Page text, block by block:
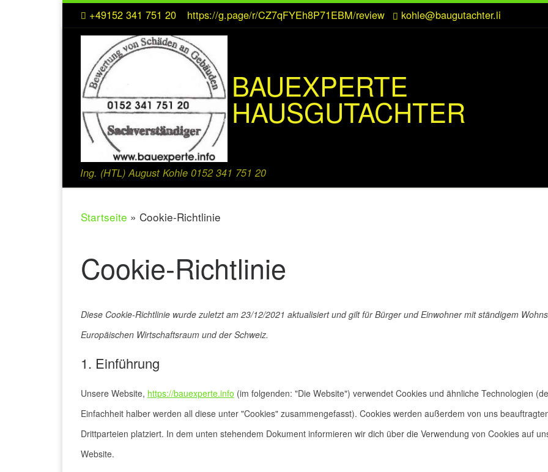
Zum Inhalt springen+49152 341 751 20 https://g.page/r/CZ7qFYEh8P71EBM/review kohle@baugutachter.li
BAUEXPERTE
HAUSGUTACHTER
Ing. (HTL) August Kohle 0152 341 751 20
Startseite » Cookie-Richtlinie
Cookie-Richtlinie
Diese Cookie-Richtlinie wurde zuletzt am 23/12/2021 aktualisiert und gilt für Bürger und Einwohner mit ständigem
Europäischen Wirtschaftsraum und der Schweiz.
1. Einführung
Unsere Website, https://bauexperte.info (im folgenden: "Die Website") verwendet Cookies und ähnliche Technologien
Einfachheit halber werden all diese unter "Cookies" zusammengefasst). Cookies werden außerdem von uns
Drittparteien platziert. In dem unten stehendem Dokument informieren wir dich über die Verwendung von Cookies auf
Website.